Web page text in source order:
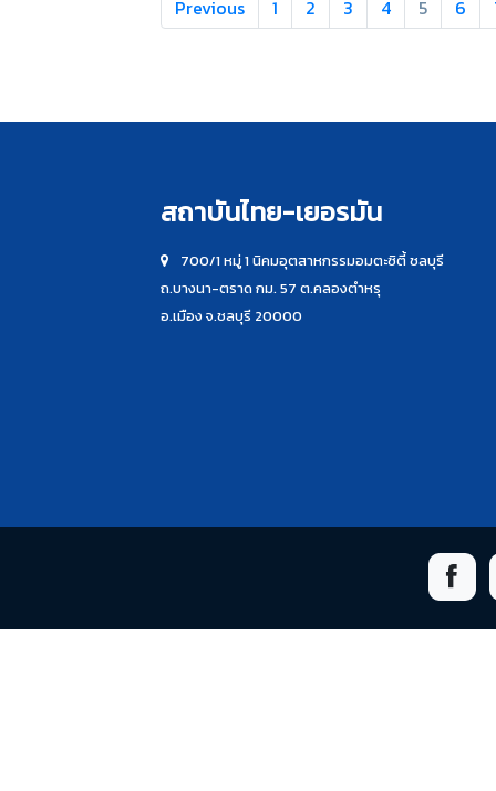
Previous 1 2 3 4 5 6
สถาบันไทย-เยอรมัน
700/1 หมู่ 1 นิคมอุตสาหกรรมอมตะซิตี้ ชลบุรี
ถ.บางนา-ตราด กม. 57 ต.คลองตำหรุ
อ.เมือง จ.ชลบุรี 20000